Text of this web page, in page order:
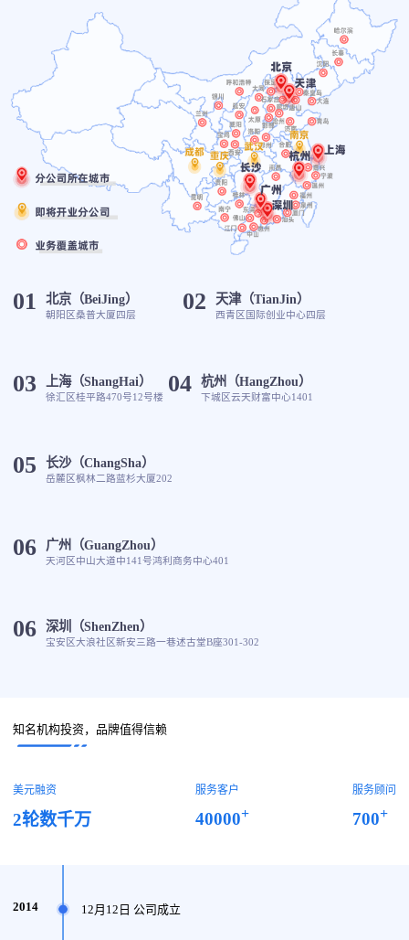
01 北京（BeiJing）
朝阳区桑普大厦四层 02 天津（TianJin）
西青区国际创业中心四层
03 上海（ShangHai）
徐汇区桂平路470号12号楼 04 杭州（HangZhou）
下城区云天财富中心1401
05 长沙（ChangSha）
岳麓区枫林二路蓝杉大厦202
06 广州（GuangZhou）
天河区中山大道中141号鸿利商务中心401
06 深圳（ShenZhen）
宝安区大浪社区新安三路一巷述古堂B座301-302
知名机构投资，品牌值得信赖
美元融资
2轮数千万
服务客户
40000+
服务顾问
700+
2014 12月12日 公司成立